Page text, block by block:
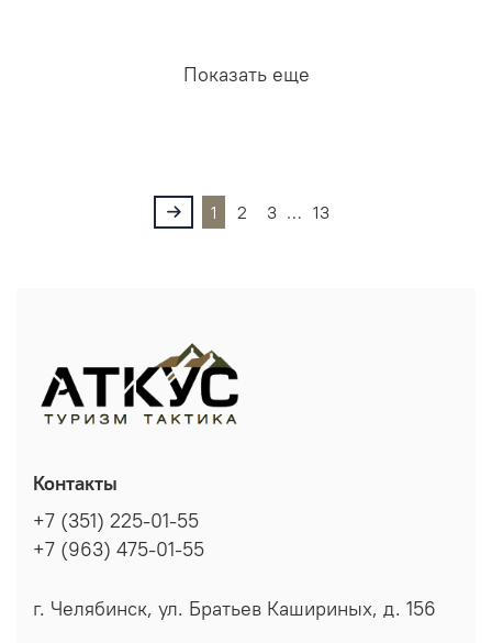
Показать еще
1 2 3 … 13
Контакты
+7 (351) 225-01-55
+7 (963) 475-01-55
г. Челябинск, ул. Братьев Кашириных, д. 156